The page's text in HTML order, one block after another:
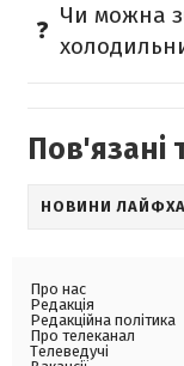
Чи можна
Пов'язані
НОВИНИ
Про нас
Редакція
Редакційна політика
Про телеканал
Телеведучі